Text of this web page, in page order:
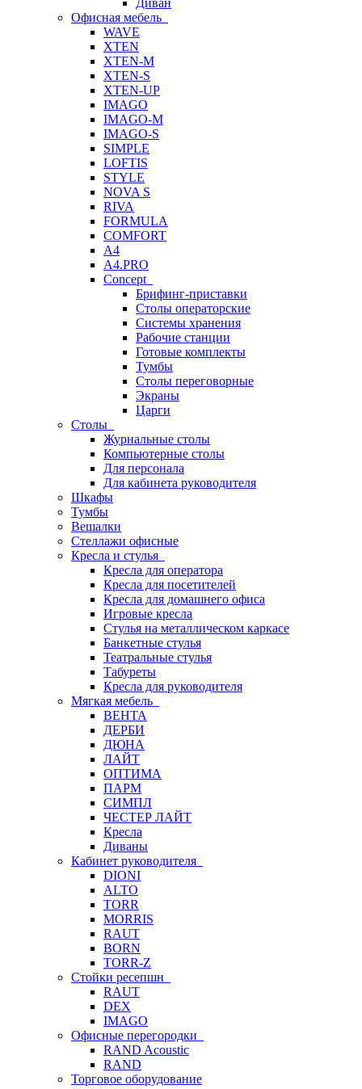
Диван
Офисная мебель
WAVE
XTEN
XTEN-M
XTEN-S
XTEN-UP
IMAGO
IMAGO-M
IMAGO-S
SIMPLE
LOFTIS
STYLE
NOVA S
RIVA
FORMULA
COMFORT
A4
A4.PRO
Concept
Брифинг-приставки
Столы операторские
Системы хранения
Рабочие станции
Готовые комплекты
Тумбы
Столы переговорные
Экраны
Царги
Столы
Журнальные столы
Компьютерные столы
Для персонала
Для кабинета руководителя
Шкафы
Тумбы
Вешалки
Стеллажи офисные
Кресла и стулья
Кресла для оператора
Кресла для посетителей
Кресла для домашнего офиса
Игровые кресла
Стулья на металлическом каркасе
Банкетные стулья
Театральные стулья
Табуреты
Кресла для руководителя
Мягкая мебель
ВЕНТА
ДЕРБИ
ДЮНА
ЛАЙТ
ОПТИМА
ПАРМ
СИМПЛ
ЧЕСТЕР ЛАЙТ
Кресла
Диваны
Кабинет руководителя
DIONI
ALTO
TORR
MORRIS
RAUT
BORN
TORR-Z
Стойки ресепшн
RAUT
DEX
IMAGO
Офисные перегородки
RAND Acoustic
RAND
Торговое оборудование